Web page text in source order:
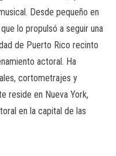
Desde pequeño en
lo propulsó a seguir una
de Puerto Rico recinto
actoral. Ha
cortometrajes y
reside en Nueva York,
en la capital de las